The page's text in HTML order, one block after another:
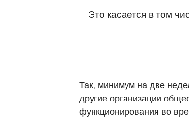
Это касается в том
Так, минимум на две
другие организации
функционирования во